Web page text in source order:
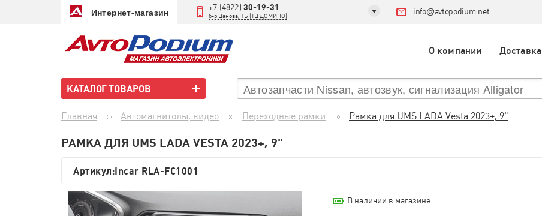
Интернет-магазин +7 (4822) 30-19-31
б-р Цанова, 1Б (ТЦ ДОМИНО) info@avtopodium.net
О компании Доставка
КАТАЛОГ ТОВАРОВ
Главная Автомагнитолы, видео Переходные рамки Рамка для UMS LADA Vesta 2023+, 9"
РАМКА ДЛЯ UMS LADA VESTA 2023+, 9"
Артикул:Incar RLA-FC1001
В наличии в магазине